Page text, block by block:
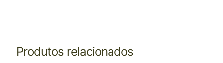
Produtos relacionados